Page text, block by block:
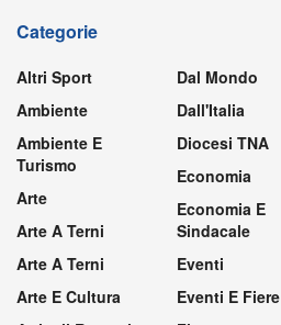
Categorie
Altri Sport
Ambiente
Ambiente E
Turismo
Arte
Arte A Terni
Arte A Terni
Arte E Cultura
Dal Mondo
Dall'Italia
Diocesi TNA
Economia
Economia E
Sindacale
Eventi
Eventi E Fiere